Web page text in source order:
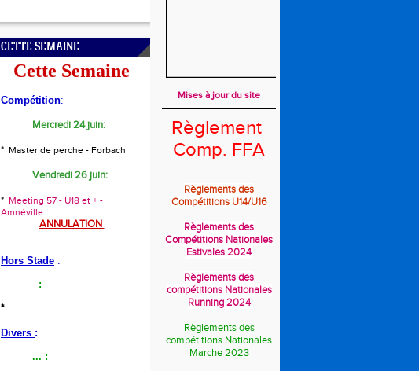
CETTE SEMAINE
Cette Semaine
Compétition:
Mercredi 24 juin:
* Master de perche - Forbach
Vendredi 26 juin:
* Meeting 57 - U18 et + -
Amnéville
ANNULATION
Hors Stade :
:
*
Divers :
... :
Mises à jour du site
Règlement
Comp. FFA
Règlements des
Compétitions U14/U16
Règlements des
Compétitions Nationales
Estivales 2024
Règlements des
compétitions Nationales
Running 2024
Règlements des
compétitions Nationales
Marche 2023